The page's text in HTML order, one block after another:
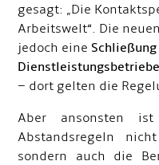
gesagt: „Die
Arbeitswelt“. Die
jedoch eine S
– dort gelten die
Aber ansonsten
Abstandsregeln
sondern auch die